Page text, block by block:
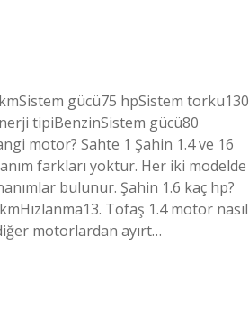
gücü75 hpSistem torku130
tipiBenzinSistem gücü80
motor? Sahte 1 Şahin 1.4 ve 16
farkları yoktur. Her iki modelde
bulunur. Şahin 1.6 kaç hp?
Tofaş 1.4 motor nasıl
motorlardan ayırt…